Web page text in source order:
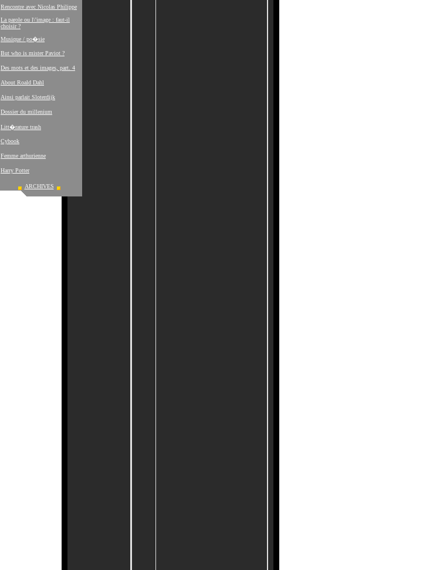
Rencontre avec Nicolas Philippe
La parole ou l\'image : faut-il
choisir ?
Musique / po�sie
But who is mister Paviot ?
Des mots et des images, part. 4
About Roald Dahl
Ainsi parlait Sloterdijk
Dossier du millenium
Litt�rature trash
Cybook
Femme arthurienne
Harry Potter
ARCHIVES